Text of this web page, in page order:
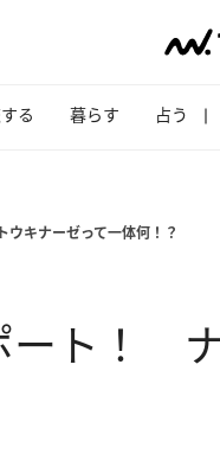
る 暮らす 占う
キナーゼって一体何！？
ート！